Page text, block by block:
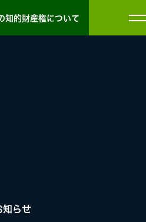
知的財産権について
らせ